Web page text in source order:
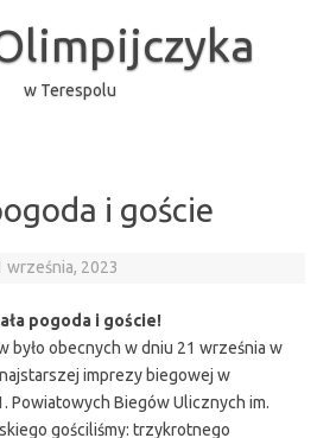
w Terespolu
i goście
września, 2023
pogoda i goście!
było obecnych w dniu 21 września w
imprezy biegowej w
Powiatowych Biegów Ulicznych im.
gościliśmy: trzykrotnego